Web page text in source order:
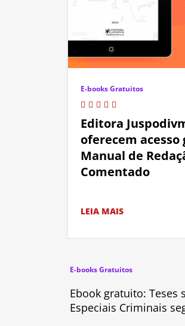
E-books Gratuitos
Editora
oferecem acesso
Manual de
Comentado
LEIA MAIS
E-books Gratuitos
Ebook gratuito: Teses
Especiais Criminais